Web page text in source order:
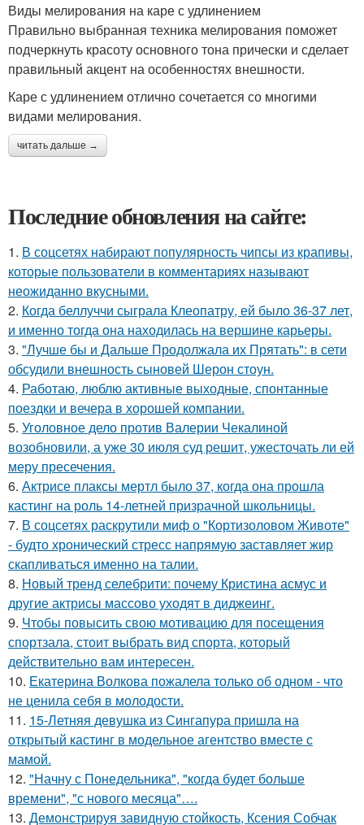
Виды мелирования на каре с удлинением
Правильно выбранная техника мелирования поможет
подчеркнуть красоту основного тона прически и сделает
правильный акцент на особенностях внешности.
Каре с удлинением отлично сочетается со многими
видами мелирования.
читать дальше →
Последние обновления на сайте:
1. В соцсетях набирают популярность чипсы из крапивы,
которые пользователи в комментариях называют
неожиданно вкусными.
2. Когда беллуччи сыграла Клеопатру, ей было 36-37 лет,
и именно тогда она находилась на вершине карьеры.
3. "Лучше бы и Дальше Продолжала их Прятать": в сети
обсудили внешность сыновей Шерон стоун.
4. Работаю, люблю активные выходные, спонтанные
поездки и вечера в хорошей компании.
5. Уголовное дело против Валерии Чекалиной
возобновили, а уже 30 июля суд решит, ужесточать ли ей
меру пресечения.
6. Актрисе плаксы мертл было 37, когда она прошла
кастинг на роль 14-летней призрачной школьницы.
7. В соцсетях раскрутили миф о "Кортизоловом Животе"
- будто хронический стресс напрямую заставляет жир
скапливаться именно на талии.
8. Новый тренд селебрити: почему Кристина асмус и
другие актрисы массово уходят в диджеинг.
9. Чтобы повысить свою мотивацию для посещения
спортзала, стоит выбрать вид спорта, который
действительно вам интересен.
10. Екатерина Волкова пожалела только об одном - что
не ценила себя в молодости.
11. 15-Летняя девушка из Сингапура пришла на
открытый кастинг в модельное агентство вместе с
мамой.
12. "Начну с Понедельника", "когда будет больше
времени", "с нового месяца"….
13. Демонстрируя завидную стойкость, Ксения Собчак